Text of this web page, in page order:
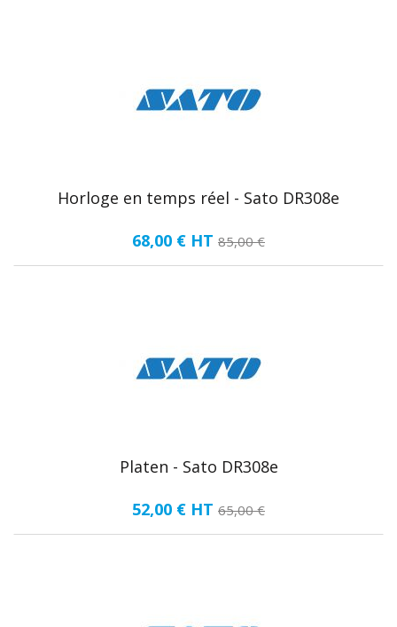
Horloge en temps réel - Sato DR308e
68,00 € HT 85,00 €
Platen - Sato DR308e
52,00 € HT 65,00 €